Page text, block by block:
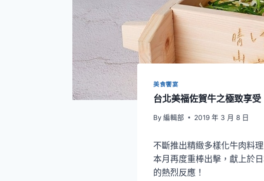
美食饗宴
台北美福佐賀牛之極致享受
By 編輯部 2019 年 3 月 8 日
不斷推出精緻多樣化牛肉料
本月再度重棒出擊，獻上於
的熱烈反應！